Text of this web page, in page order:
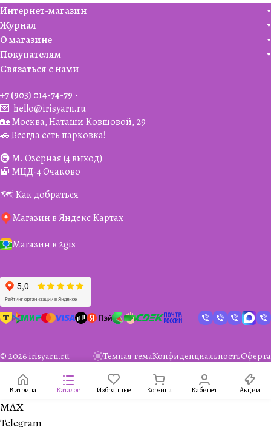
Интернет-магазин
Журнал
О магазине
Покупателям
Связаться с нами
+7 (903) 014-74-79‬
💌 hello@irisyarn.ru
🏡 Москва, Наташи Ковшовой, 29
🚗 Всегда есть парковка!
🚇 М. Озёрная (4 выход)
🚉 МЦД-4 Очаково
🗺️ Как добраться
Магазин в Яндекс Картах
Магазин в 2gis
© 2026 irisyarn.ru Темная темаКонфиденциальностьОферта
Витрина Каталог Избранные Корзина Кабинет Акции
MAX
Telegram